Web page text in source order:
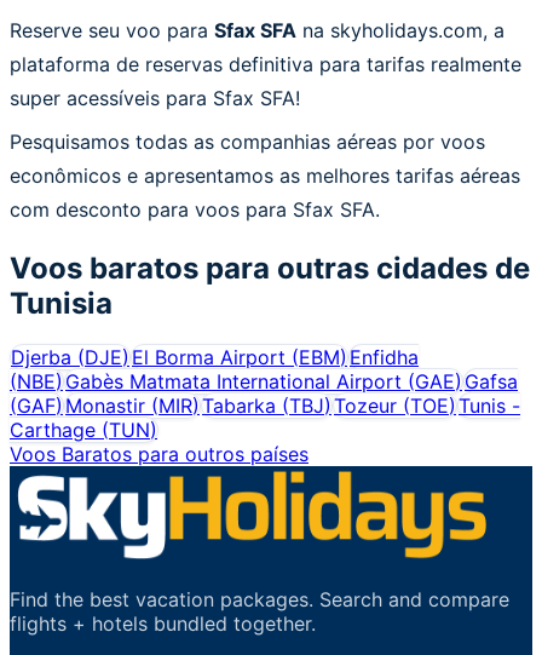
Reserve seu voo para Sfax SFA na skyholidays.com, a
plataforma de reservas definitiva para tarifas realmente
super acessíveis para Sfax SFA!
Pesquisamos todas as companhias aéreas por voos
econômicos e apresentamos as melhores tarifas aéreas
com desconto para voos para Sfax SFA.
Voos baratos para outras cidades de
Tunisia
Djerba (DJE)El Borma Airport (EBM)Enfidha
(NBE)Gabès Matmata International Airport (GAE)Gafsa
(GAF)Monastir (MIR) Tabarka (TBJ) Tozeur (TOE) Tunis -
Carthage (TUN)
Voos Baratos para outros países
Find the best vacation packages. Search and compare
flights + hotels bundled together.